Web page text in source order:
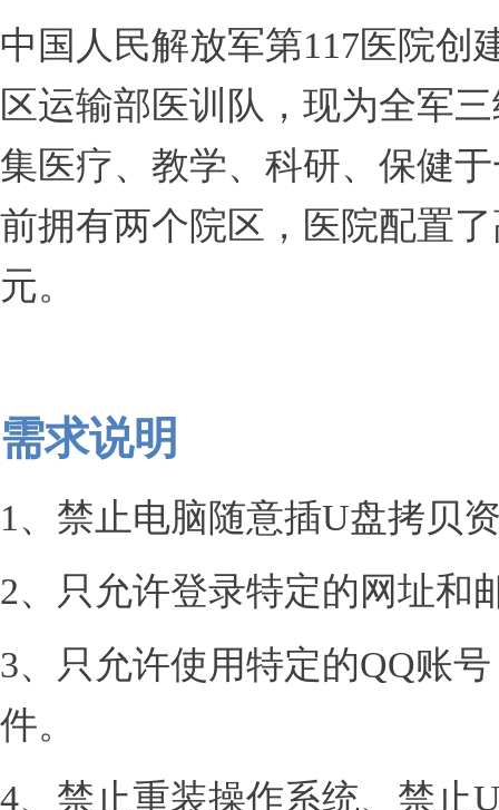
中国人民解放军第117医院创
区运输部医训队，现为全军
集医疗、教学、科研、保健
前拥有两个院区，医院配置
元。
需求说明
1、禁止电脑随意插U盘拷贝
2、只允许登录特定的网址和
3、只允许使用特定的QQ账
件。
4、禁止重装操作系统、禁止